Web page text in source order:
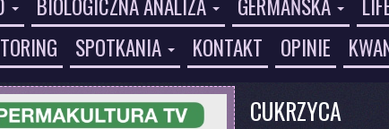
BIOLOGICZNA ANALIZA GERMAŃSKA
SPOTKANIA KONTAKT OPINIE
CUKRZYCA